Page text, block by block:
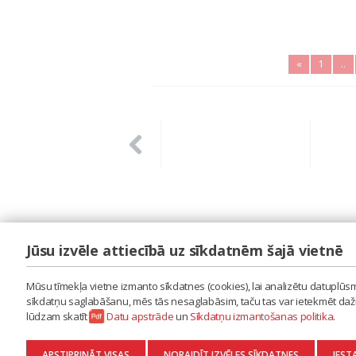
« 1 ..
LAIPA
ES RADU MŪZIKU
AKTUALITĀTES
KONTAKTI
SĪKDATŅU IZMANTOŠANAS POLITIKA
Jūsu izvēle attiecībā uz sīkdatnēm šajā vietnē
Mūsu tīmekļa vietne izmanto sīkdatnes (cookies), lai analizētu
sīkdatņu saglabāšanu, mēs tās nesaglabāsim, taču tas var ietekmēt
lūdzam skatīt
Datu apstrādeun Sīkdatņu izmantošanas politika.